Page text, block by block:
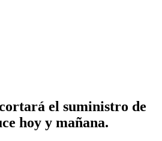
el suministro de
hoy y mañana.